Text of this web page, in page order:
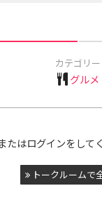
カテゴリー
グルメ
はログインをして
トークルームで